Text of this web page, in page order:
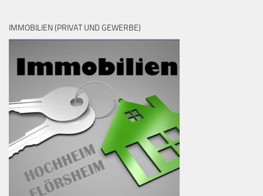
IMMOBILIEN (PRIVAT UND GEWERBE)